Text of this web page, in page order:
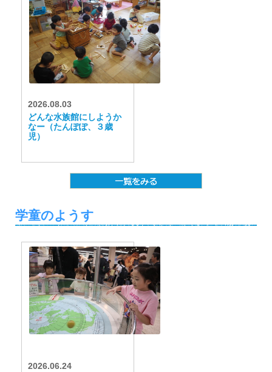
2026.08.03
どんな水族館にしようか
なー（たんぽぽ、３歳
児）
学童のようす
2026.06.24